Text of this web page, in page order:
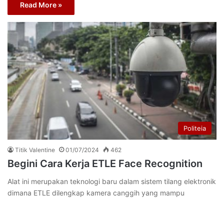
Read More »
Politeia
Titik Valentine 01/07/2024 462
Begini Cara Kerja ETLE Face Recognition
Alat ini merupakan teknologi baru dalam sistem tilang elektronik
dimana ETLE dilengkap kamera canggih yang mampu